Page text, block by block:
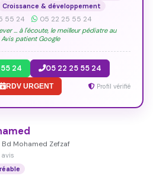
Croissance & développement
55 24 05 22 25 55 24
… à l'écoute, le meilleur pédiatre au
patient Google
24
05 22 25 55 24
RDV URGENT Profil vérifié
Mohamed Zefzaf
avis